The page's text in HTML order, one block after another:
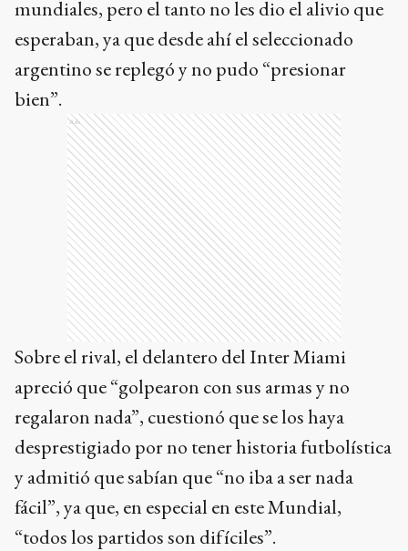
mundiales, pero el tanto no les dio el alivio que
esperaban, ya que desde ahí el seleccionado
argentino se replegó y no pudo “presionar
bien”.
Ads
Sobre el rival, el delantero del Inter Miami
apreció que “golpearon con sus armas y no
regalaron nada”, cuestionó que se los haya
desprestigiado por no tener historia futbolística
y admitió que sabían que “no iba a ser nada
fácil”, ya que, en especial en este Mundial,
“todos los partidos son difíciles”.